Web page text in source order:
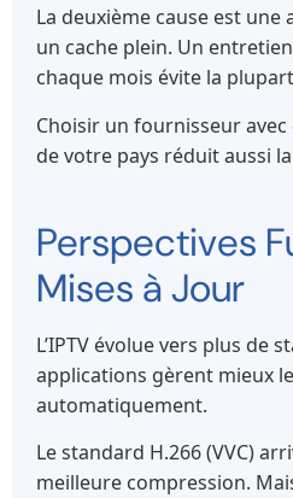
La deuxième cause est
un cache plein. Un
chaque mois évite la
Choisir un fournisseur
de votre pays réduit aussi
Perspectives
Mises à Jour
L’IPTV évolue vers plus de
applications gèrent mieux
automatiquement.
Le standard H.266 (VVC)
meilleure compression.